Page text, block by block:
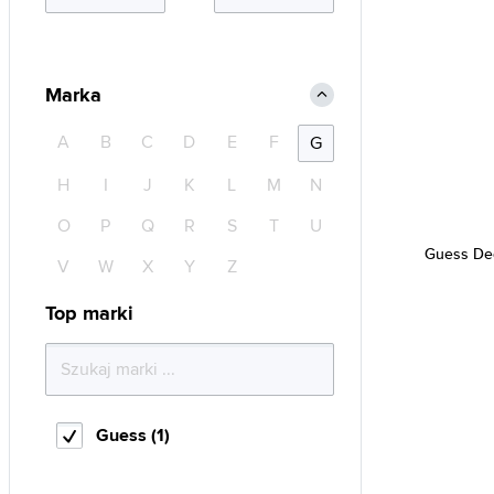
Guess
Marka
A B C D E F
G
H
I J K L M
N
O
P Q R S T
U
V
W X Y Z
Top marki
Guess (1)